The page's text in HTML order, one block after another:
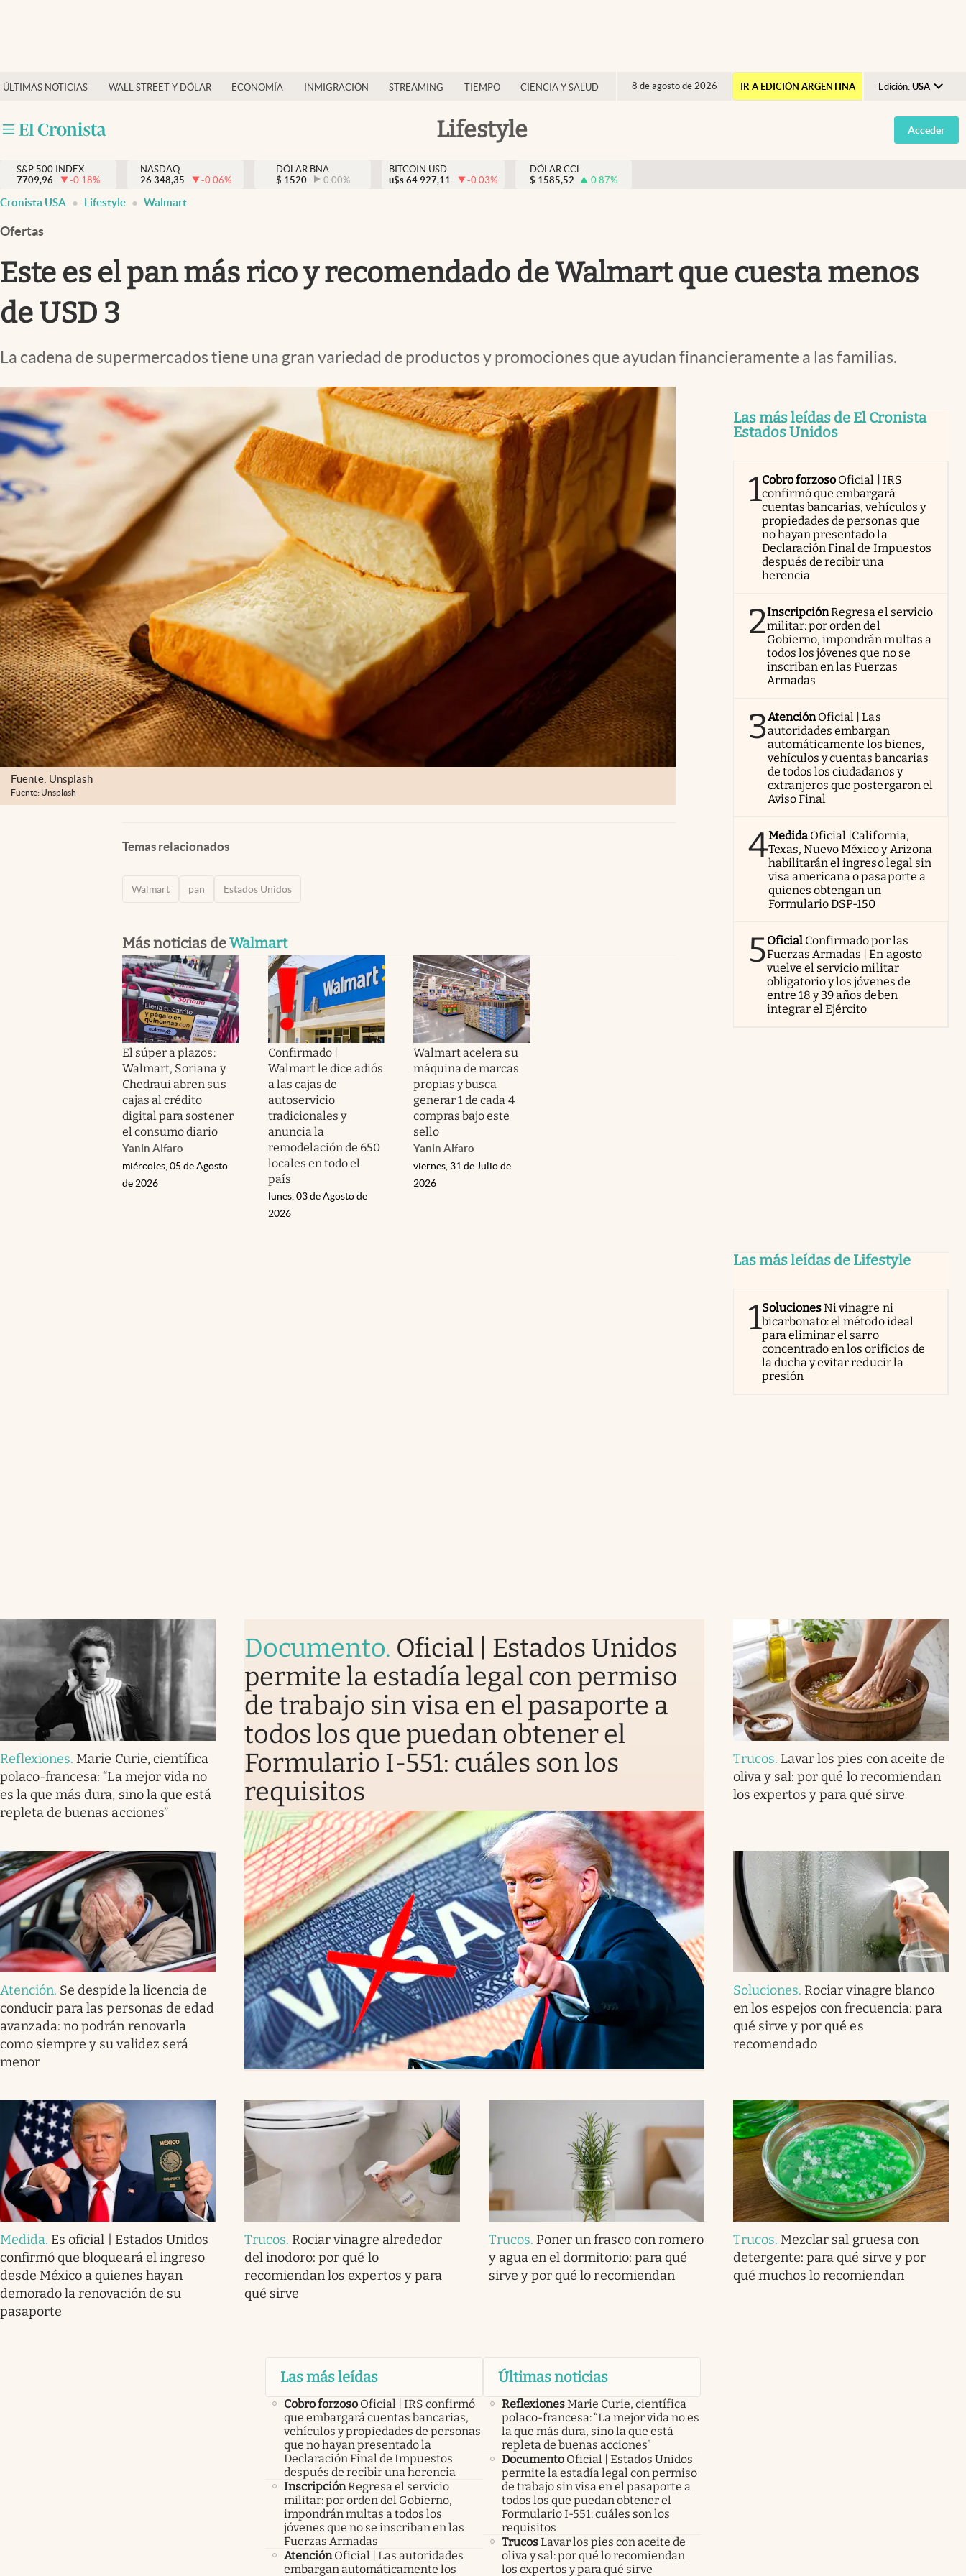
ÚLTIMAS NOTICIAS WALL STREET Y DÓLAR ECONOMÍA INMIGRACIÓN STREAMING TIEMPO CIENCIA Y SALUD 8 de agosto de 2026 IR A EDICIÓN ARGENTINA Edición: USA
Argentina
España
Lifestyle
Finanzas y economía
Inmigración
Trending
Streaming
PC y mobile
Acceder
S&P 500 INDEX
7709,96
-0.18%
NASDAQ
26.348,35
-0.06%
DÓLAR BNA
$ 1520 0.00%
BITCOIN USD
u$s 64.927,11 -0.03%
DÓLAR CCL
$ 1585,52 0.87%
Cronista USA Lifestyle Walmart
Ofertas
Este es el pan más rico y recomendado de Walmart que cuesta menos
de USD 3
La cadena de supermercados tiene una gran variedad de productos y promociones que ayudan financieramente a las familias.
Fuente: Unsplash
Fuente: Unsplash
Temas relacionados
Walmart pan Estados Unidos
Más noticias deWalmart
El súper a plazos:
Walmart, Soriana y
Chedraui abren sus
cajas al crédito
digital para sostener
el consumo diario
Yanin Alfaro
miércoles, 05 de Agosto
de 2026
Confirmado |
Walmart le dice adiós
a las cajas de
autoservicio
tradicionales y
anuncia la
remodelación de 650
locales en todo el
país
lunes, 03 de Agosto de
2026
Walmart acelera su
máquina de marcas
propias y busca
generar 1 de cada 4
compras bajo este
sello
Yanin Alfaro
viernes, 31 de Julio de
2026
Las más leídas de El Cronista
Estados Unidos
1Cobro forzoso Oficial | IRS
confirmó que embargará
cuentas bancarias, vehículos y
propiedades de personas que
no hayan presentado la
Declaración Final de Impuestos
después de recibir una
herencia
2InscripciónRegresa el servicio
militar: por orden del
Gobierno, impondrán multas a
todos los jóvenes que no se
inscriban en las Fuerzas
Armadas
3AtenciónOficial | Las
autoridades embargan
automáticamente los bienes,
vehículos y cuentas bancarias
de todos los ciudadanos y
extranjeros que postergaron el
Aviso Final
4Medida Oficial |California,
Texas, Nuevo México y Arizona
habilitarán el ingreso legal sin
visa americana o pasaporte a
quienes obtengan un
Formulario DSP-150
5Oficial Confirmado por las
Fuerzas Armadas | En agosto
vuelve el servicio militar
obligatorio y los jóvenes de
entre 18 y 39 años deben
integrar el Ejército
Las más leídas de Lifestyle
1SolucionesNi vinagre ni
bicarbonato: el método ideal
para eliminar el sarro
concentrado en los orificios de
la ducha y evitar reducir la
presión
Reflexiones. Marie Curie, científica
polaco-francesa: “La mejor vida no
es la que más dura, sino la que está
repleta de buenas acciones”
Documento. Oficial | Estados Unidos
permite la estadía legal con permiso
de trabajo sin visa en el pasaporte a
todos los que puedan obtener el
Formulario I-551: cuáles son los
requisitos
Trucos. Lavar los pies con aceite de
oliva y sal: por qué lo recomiendan
los expertos y para qué sirve
Atención. Se despide la licencia de
conducir para las personas de edad
avanzada: no podrán renovarla
como siempre y su validez será
menor
Soluciones. Rociar vinagre blanco
en los espejos con frecuencia: para
qué sirve y por qué es
recomendado
Medida. Es oficial | Estados Unidos
confirmó que bloqueará el ingreso
desde México a quienes hayan
demorado la renovación de su
pasaporte
Trucos. Rociar vinagre alrededor
del inodoro: por qué lo
recomiendan los expertos y para
qué sirve
Trucos. Poner un frasco con romero
y agua en el dormitorio: para qué
sirve y por qué lo recomiendan
Trucos. Mezclar sal gruesa con
detergente: para qué sirve y por
qué muchos lo recomiendan
Las más leídas
Cobro forzoso Oficial | IRS confirmó
que embargará cuentas bancarias,
vehículos y propiedades de personas
que no hayan presentado la
Declaración Final de Impuestos
después de recibir una herencia
InscripciónRegresa el servicio
militar: por orden del Gobierno,
impondrán multas a todos los
jóvenes que no se inscriban en las
Fuerzas Armadas
Atención Oficial | Las autoridades
embargan automáticamente los
Últimas noticias
ReflexionesMarie Curie, científica
polaco-francesa: “La mejor vida no es
la que más dura, sino la que está
repleta de buenas acciones”
Documento Oficial | Estados Unidos
permite la estadía legal con permiso
de trabajo sin visa en el pasaporte a
todos los que puedan obtener el
Formulario I-551: cuáles son los
requisitos
TrucosLavar los pies con aceite de
oliva y sal: por qué lo recomiendan
los expertos y para qué sirve